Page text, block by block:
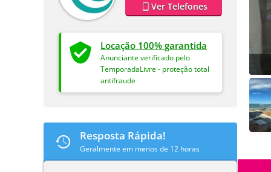
Ver Telefones
Locação 100% garantida
Anunciante verificado pelo
TemporadaLivre - proteção total
antifraude
Resposta Rápida!
Geralmente em menos de 12 horas